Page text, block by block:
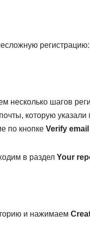
регистрацию:
несколько шагов
которую указали
по кнопке Verify
в раздел Your
и нажимаем